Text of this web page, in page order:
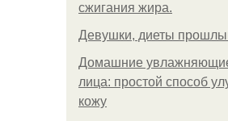
сжигания жира.
Девушки, диеты
Домашние
лица: простой способ
кожу